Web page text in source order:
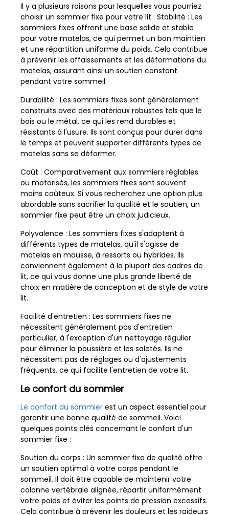
Il y a plusieurs raisons pour lesquelles vous pourriez
choisir un sommier fixe pour votre lit : Stabilité : Les
sommiers fixes offrent une base solide et stable
pour votre matelas, ce qui permet un bon maintien
et une répartition uniforme du poids. Cela contribue
à prévenir les affaissements et les déformations du
matelas, assurant ainsi un soutien constant
pendant votre sommeil.
Durabilité : Les sommiers fixes sont généralement
construits avec des matériaux robustes tels que le
bois ou le métal, ce qui les rend durables et
résistants à l'usure. Ils sont conçus pour durer dans
le temps et peuvent supporter différents types de
matelas sans se déformer.
Coût : Comparativement aux sommiers réglables
ou motorisés, les sommiers fixes sont souvent
moins coûteux. Si vous recherchez une option plus
abordable sans sacrifier la qualité et le soutien, un
sommier fixe peut être un choix judicieux.
Polyvalence : Les sommiers fixes s'adaptent à
différents types de matelas, qu'il s'agisse de
matelas en mousse, à ressorts ou hybrides. Ils
conviennent également à la plupart des cadres de
lit, ce qui vous donne une plus grande liberté de
choix en matière de conception et de style de votre
lit.
Facilité d'entretien : Les sommiers fixes ne
nécessitent généralement pas d'entretien
particulier, à l'exception d'un nettoyage régulier
pour éliminer la poussière et les saletés. Ils ne
nécessitent pas de réglages ou d'ajustements
fréquents, ce qui facilite l'entretien de votre lit.
Le confort du sommier
Le confort du sommier est un aspect essentiel pour
garantir une bonne qualité de sommeil. Voici
quelques points clés concernant le confort d'un
sommier fixe :
Soutien du corps : Un sommier fixe de qualité offre
un soutien optimal à votre corps pendant le
sommeil. Il doit être capable de maintenir votre
colonne vertébrale alignée, répartir uniformément
votre poids et éviter les points de pression excessifs.
Cela contribue à prévenir les douleurs et les raideurs